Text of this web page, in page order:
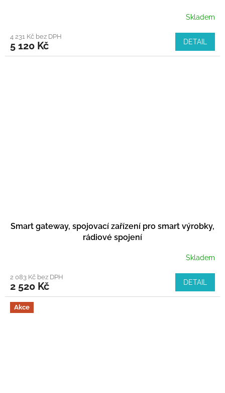
Skladem
4 231 Kč bez DPH
5 120 Kč DETAIL
Smart gateway, spojovací zařízení pro smart výrobky,
rádiové spojení
Skladem
2 083 Kč bez DPH
2 520 Kč DETAIL
Akce